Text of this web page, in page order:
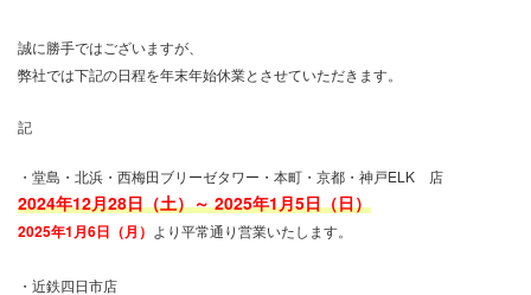
誠に勝手ではございますが、
弊社では下記の日程を年末年始休業とさせていただきます。
記
・堂島・北浜・西梅田ブリーゼタワー・本町・京都・神戸ELK 店
2024年12月28日（土）～ 2025年1月5日（日）
2025年1月6日（月） より平常通り営業いたします。
・近鉄四日市店